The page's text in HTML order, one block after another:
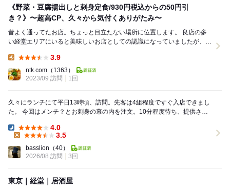
《野菜・豆腐揚出しと刺身定食/930円税込からの50円引
き？》〜超高CP、久々から気付くありがたみ〜
昔よく通ってたお店。ちょっと目立たない場所に位置します。 良店の多
い経堂エリアにいると美味しいお店としての認識になっていましたが、拠
3.9
ntk.com （1363）
2023/09 訪問
1回
久々にランチにて平日13時頃、訪問。先客は4組程度ですぐ入店できまし
た。 今回はメンチ？とお刺身の幕の内を注文。10分程度待ち、提供され
Dinner:
4.0
3.5
basslion （40）
2026/08 訪問
3回
東京｜経堂｜居酒屋